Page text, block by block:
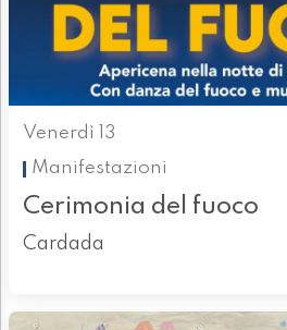
Venerdì 13
Manifestazioni
Cerimonia del fuoco​
Cardada